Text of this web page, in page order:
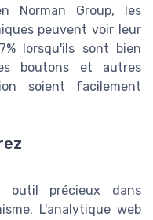
Norman Group, les
peuvent voir leur
lorsqu'ils sont bien
boutons et autres
soient facilement
outil précieux dans
L'analytique web